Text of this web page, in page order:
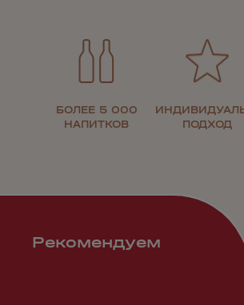
БОЛЕЕ 5 000
НАПИТКОВ
ПОДХОД
Рекомендуем